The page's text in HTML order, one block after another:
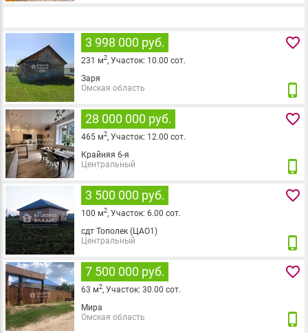
3 998 000 руб.
231 м2, Участок: 10.00 сот.
Заря
Омская область
favorite_border
phone_iphone
28 000 000 руб.
465 м2, Участок: 12.00 сот.
Крайняя 6-я
Центральный
favorite_border
phone_iphone
3 500 000 руб.
100 м2, Участок: 6.00 сот.
сдт Тополек (ЦАО1)
Центральный
favorite_border
phone_iphone
7 500 000 руб.
63 м2, Участок: 30.00 сот.
Мира
Омская область
favorite_border
phone_iphone